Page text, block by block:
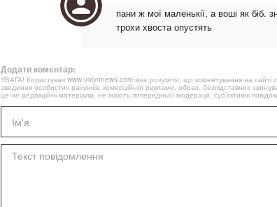
пани ж мої маленькії, а воші як біб.
трохи хвоста опустять
Додати коментар:
УВАГА! Користувач www.volynnews.com має розуміти, що коментування на сайті
зведення особистих рахунків, комерційної реклами, образ, безпідставних
це не редакційні матеріали, не мають попередньої модерації, суб’єктивні